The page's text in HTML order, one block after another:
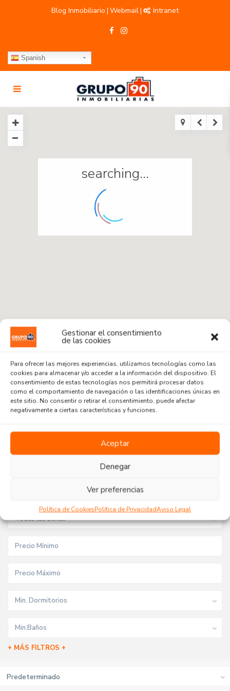
Gestionar el consentimiento
de las cookies
Para ofrecer las mejores experiencias, utilizamos tecnologías como las
cookies para almacenar y/o acceder a la información del dispositivo. El
consentimiento de estas tecnologías nos permitirá procesar datos
como el comportamiento de navegación o las identificaciones únicas en
este sitio. No consentir o retirar el consentimiento, puede afectar
negativamente a ciertas características y funciones.
Aceptar
Denegar
Ver preferencias
Política de CookiesPolítica de PrivacidadAviso Legal
Blog Inmobiliario | Webmail| Intranet
Spanish
searching...
Radius:1 km
Todas las zonas
Min. Dormitorios
Min.Baños
+ MÁS FILTROS +
Predeterminado